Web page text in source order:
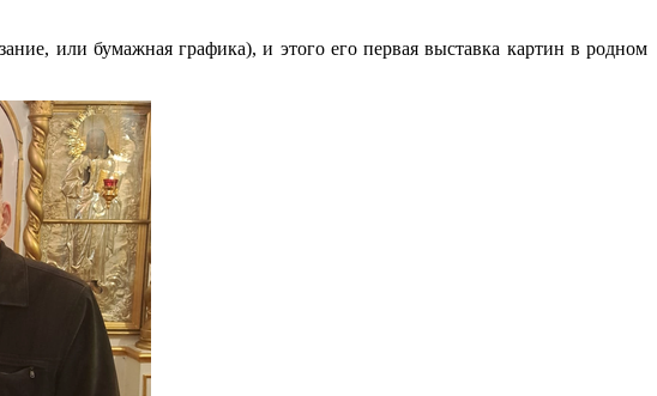
или бумажная графика), и этого его первая выставка картин в родном